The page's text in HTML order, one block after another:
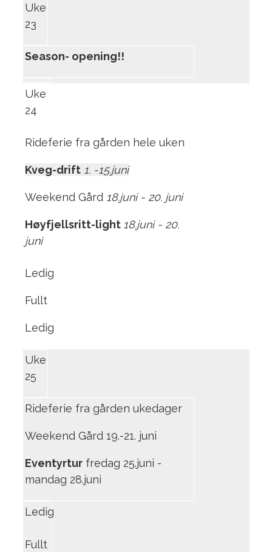
Uke
23
Season- opening!!
Uke
24
Rideferie fra gården hele uken
Kveg-drift 1. -15.juni
Weekend Gård 18.juni - 20. juni
Høyfjellsritt-light 18.juni - 20.
juni
Ledig
Fullt
Ledig
Uke
25
Rideferie fra gården ukedager
Weekend Gård 19.-21. juni
Eventyrturfredag 25.juni -
mandag 28.juni
Ledig
Fullt